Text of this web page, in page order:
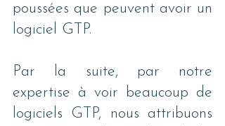
poussées que peuvent avoir un
logiciel GTP.
Par la suite, par notre
expertise à voir beaucoup de
logiciels GTP, nous attribuons